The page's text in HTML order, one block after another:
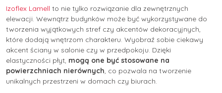
Izoflex Lamell to nie tylko rozwiązanie dla zewnętrznych
elewacji. Wewnątrz budynków może być wykorzystywane do
tworzenia wyjątkowych stref czy akcentów dekoracyjnych,
które dodają wnętrzom charakteru. Wyobraź sobie ciekawy
akcent ściany w salonie czy w przedpokoju. Dzięki
elastyczności płyt, mogą one być stosowane na
powierzchniach nierównych, co pozwala na tworzenie
unikalnych przestrzeni w domach czy biurach.